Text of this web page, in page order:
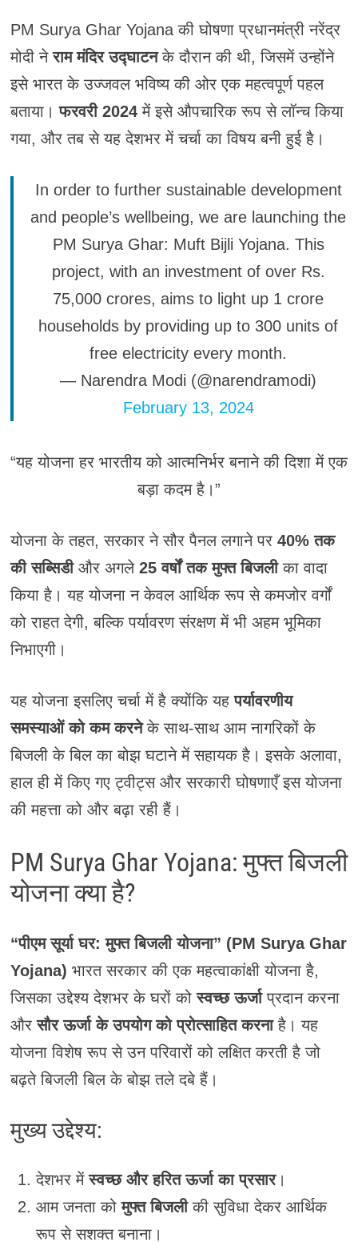
PM Surya Ghar Yojana की घोषणा प्रधानमंत्री नरेंद्र
मोदी नेराम मंदिर उद्घाटनके दौरान की थी, जिसमें उन्होंने
इसे भारत के उज्जवल भविष्य की ओर एक महत्वपूर्ण पहल
बताया।फरवरी 2024में इसे औपचारिक रूप से लॉन्च किया
गया, और तब से यह देशभर में चर्चा का विषय बनी हुई है।
In order to further sustainable development
and people’s wellbeing, we are launching the
PM Surya Ghar: Muft Bijli Yojana. This
project, with an investment of over Rs.
75,000 crores, aims to light up 1 crore
households by providing up to 300 units of
free electricity every month.
— Narendra Modi (@narendramodi)
February 13, 2024
“यह योजना हर भारतीय को आत्मनिर्भर बनाने की दिशा में एक
बड़ा कदम है।”
योजना के तहत, सरकार ने सौर पैनल लगाने पर 40% तक
की सब्सिडीऔर अगले 25 वर्षों तक मुफ्त बिजलीका वादा
किया है। यह योजना न केवल आर्थिक रूप से कमजोर वर्गों
को राहत देगी, बल्कि पर्यावरण संरक्षण में भी अहम भूमिका
निभाएगी।
यह योजना इसलिए चर्चा में है क्योंकि यहपर्यावरणीय
समस्याओं को कम करनेके साथ-साथ आम नागरिकों के
बिजली के बिल का बोझ घटाने में सहायक है। इसके अलावा,
हाल ही में किए गए ट्वीट्स और सरकारी घोषणाएँ इस योजना
की महत्ता को और बढ़ा रही हैं।
PM Surya Ghar Yojana: मुफ्त बिजली
योजना क्या है?
“पीएम सूर्या घर: मुफ्त बिजली योजना” (PM Surya Ghar
Yojana) भारत सरकार की एक महत्वाकांक्षी योजना है,
जिसका उद्देश्य देशभर के घरों कोस्वच्छ ऊर्जाप्रदान करना
औरसौर ऊर्जा के उपयोग को प्रोत्साहित करनाहै। यह
योजना विशेष रूप से उन परिवारों को लक्षित करती है जो
बढ़ते बिजली बिल के बोझ तले दबे हैं।
मुख्य उद्देश्य:
देशभर मेंस्वच्छ और हरित ऊर्जा का प्रसार।
आम जनता कोमुफ्त बिजलीकी सुविधा देकर आर्थिक
रूप से सशक्त बनाना।